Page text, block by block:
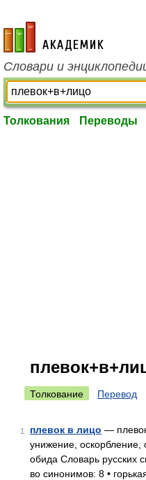
academic.ru
Словари и
Толкования Переводы
Толкование Перевод
1 плевок в лицо —
унижение, оскорбление,
обида Словарь русских
во синонимов: 8 •